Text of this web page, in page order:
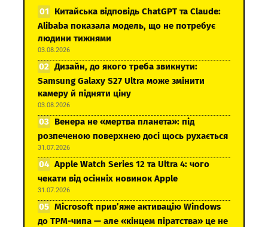
Китайська відповідь ChatGPT та Claude:
Alibaba показала модель, що не потребує
людини тижнями
03.08.2026
Дизайн, до якого треба звикнути:
Samsung Galaxy S27 Ultra може змінити
камеру й підняти ціну
03.08.2026
Венера не «мертва планета»: під
розпеченою поверхнею досі щось рухається
31.07.2026
Apple Watch Series 12 та Ultra 4: чого
чекати від осінніх новинок Apple
31.07.2026
Microsoft прив’яже активацію Windows
до TPM-чипа — але «кінцем піратства» це не